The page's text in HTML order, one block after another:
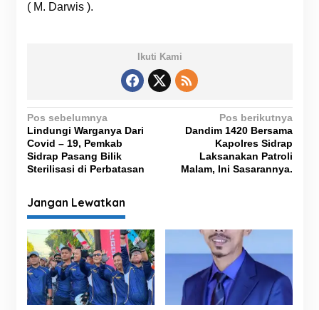
( M. Darwis ).
Ikuti Kami
N
a
v
i
g
a
s
i
p
o
Pos sebelumnya
Lindungi Warganya Dari
Covid – 19, Pemkab
Sidrap Pasang Bilik
Sterilisasi di Perbatasan
Pos berikutnya
Dandim 1420 Bersama
Kapolres Sidrap
Laksanakan Patroli
Malam, Ini Sasarannya.
Jangan Lewatkan